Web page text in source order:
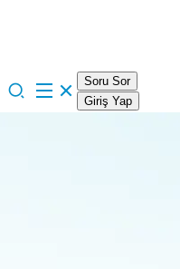
Soru Sor
Giriş Yap